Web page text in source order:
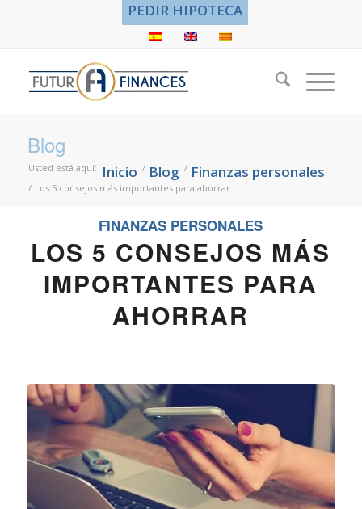
PEDIR HIPOTECA
Blog
Usted está aquí: Inicio / Blog / Finanzas personales
/ Los 5 consejos más importantes para ahorrar
FINANZAS PERSONALES
LOS 5 CONSEJOS MÁS
IMPORTANTES PARA
AHORRAR